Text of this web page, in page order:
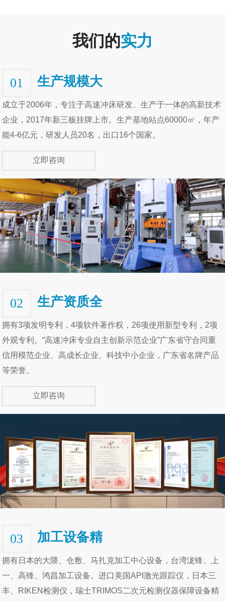
我们的实力
01 生产规模大
成立于2006年，专注于高速冲床研发、生产于一体的高新技术
企业，2017年新三板挂牌上市。生产基地站点60000㎡，年产
能4-6亿元，研发人员20名，出口16个国家。
立即咨询
02 生产资质全
拥有3项发明专利，4项软件著作权，26项使用新型专利，2项
外观专利。“高速冲床专业自主创新示范企业”广东省守合同重
信用模范企业、高成长企业、科技中小企业，广东省名牌产品
等荣誉。
立即咨询
03 加工设备精
拥有日本的大隈、仓敷、马扎克加工中心设备，台湾泷锋、上
一、高锋、鸿昌加工设备。进口美国API激光跟踪仪，日本三
丰、RIKEN检测仪，瑞士TRIMOS二次元检测仪器保障设备精